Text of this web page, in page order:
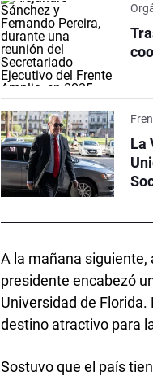
La
A la mañana siguiente,
presidente encabezó
Universidad de
destino atractivo para
Sostuvo que el país